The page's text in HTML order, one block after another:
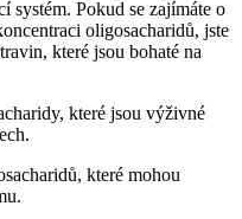
systém. Pokud se zajímáte o
oligosacharidů, jste
které jsou bohaté na
které jsou výživné
které mohou